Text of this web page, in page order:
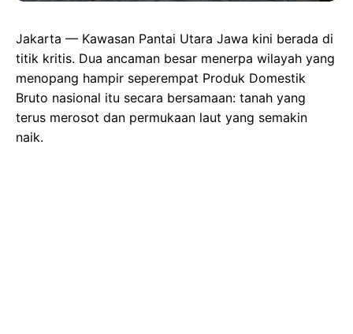
Jakarta — Kawasan Pantai Utara Jawa kini berada di
titik kritis. Dua ancaman besar menerpa wilayah yang
menopang hampir seperempat Produk Domestik
Bruto nasional itu secara bersamaan: tanah yang
terus merosot dan permukaan laut yang semakin
naik.